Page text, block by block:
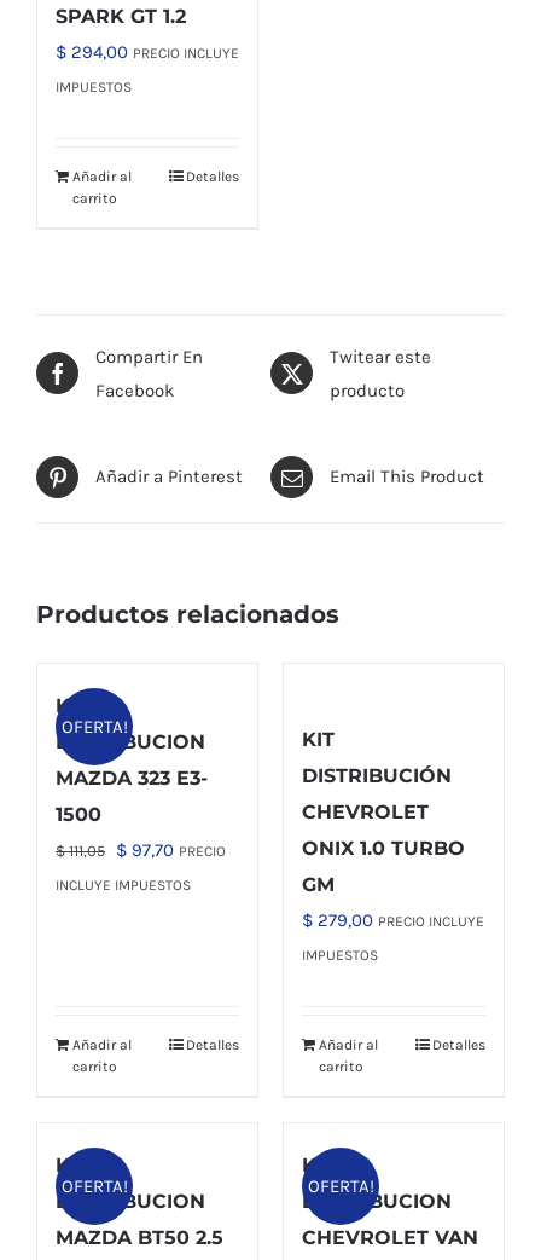
SPARK GT 1.2
$ 294,00 PRECIO INCLUYE
IMPUESTOS
Añadir al
carrito
Detalles
Compartir En
Facebook
Twitear este
producto
Añadir a Pinterest Email This Product
Productos relacionados
OFERTA!
KIT
DISTRIBUCION
MAZDA 323 E3-
1500
$111,05
El
precio
$ 97,70El
precio
PRECIO
INCLUYE IMPUESTOS
Añadir al
carrito
Detalles
KIT
DISTRIBUCIÓN
CHEVROLET
ONIX 1.0 TURBO
GM
$ 279,00 PRECIO INCLUYE
IMPUESTOS
Añadir al
carrito
Detalles
OFERTA!
KIT
DISTRIBUCION
MAZDA BT50 2.5
OFERTA!
KIT
DISTRIBUCION
CHEVROLET VAN